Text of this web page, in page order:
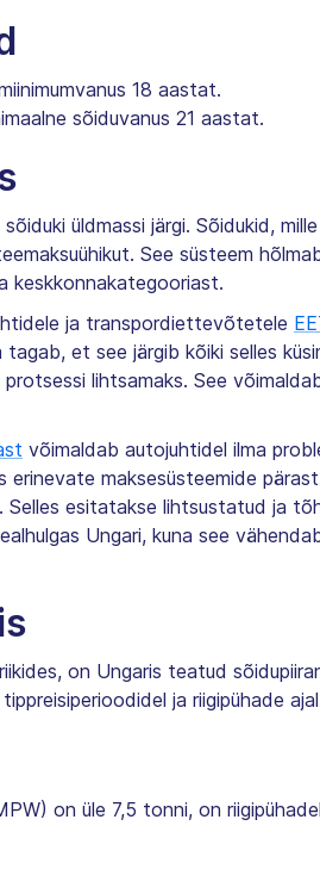
18 aastat.
sõiduvanus 21 aastat.
üldmassi järgi. Sõidukid,
See süsteem
keskkonnakategooriast.
ja transpordiettevõtetele
et see järgib kõiki selles
lihtsamaks. See
võimaldab autojuhtidel ilma
erinevate maksesüsteemide
esitatakse lihtsustatud ja
Ungari, kuna see
on Ungaris teatud
ja riigipühade
on üle 7,5 tonni, on